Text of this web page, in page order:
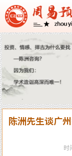
陈洲先生谈广
时